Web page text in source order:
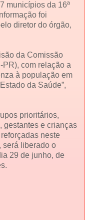
municípios da 16ª
foi
diretor do órgão,
da Comissão
PR), com relação a
à população em
da Saúde”,
prioritários,
gestantes e crianças
neste
será liberado o
29 de junho, de